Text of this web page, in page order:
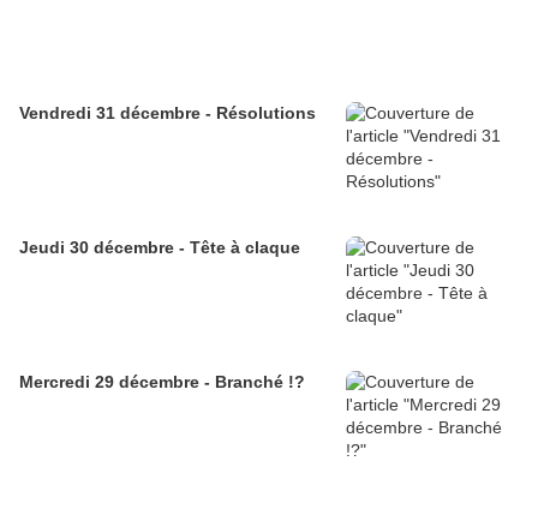
Vendredi 31 décembre - Résolutions
Jeudi 30 décembre - Tête à claque
Mercredi 29 décembre - Branché !?